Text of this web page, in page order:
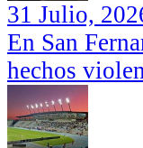
31 Julio,
En San
hechos